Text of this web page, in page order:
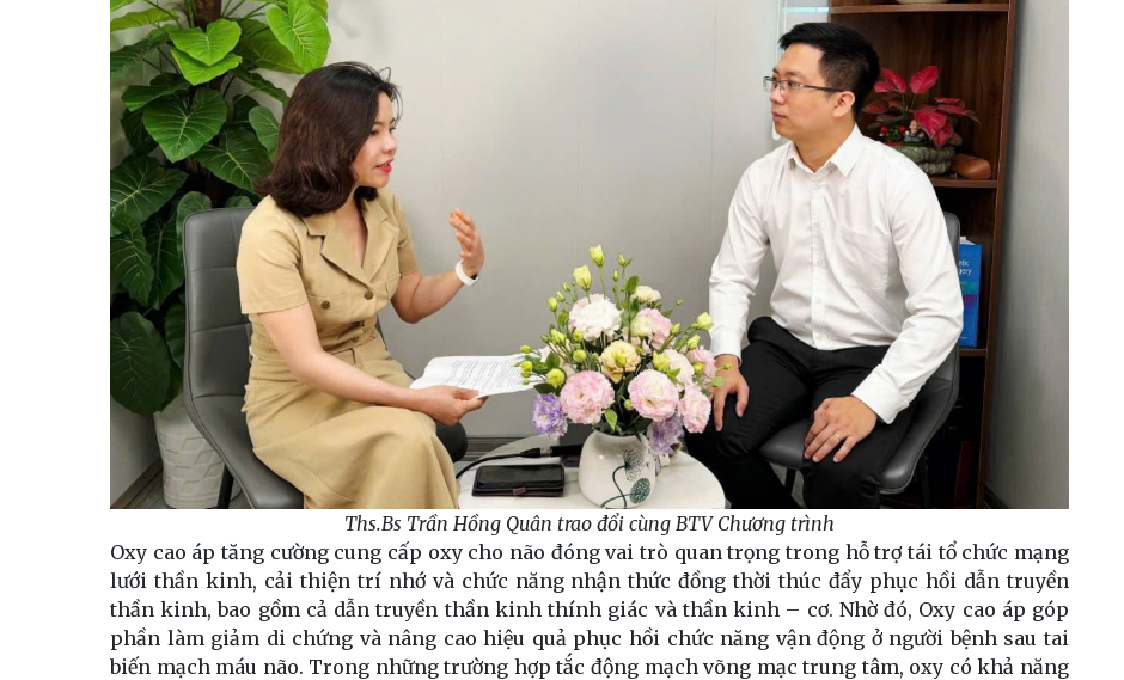
Ths.Bs Trần Hồng Quân trao đổi cùng BTV Chương trình
Oxy cao áp tăng cường cung cấp oxy cho não đóng vai trò quan trọng trong hỗ trợ tái tổ chức mạng
lưới thần kinh, cải thiện trí nhớ và chức năng nhận thức đồng thời thúc đẩy phục hồi dẫn truyền
thần kinh, bao gồm cả dẫn truyền thần kinh thính giác và thần kinh – cơ. Nhờ đó, Oxy cao áp góp
phần làm giảm di chứng và nâng cao hiệu quả phục hồi chức năng vận động ở người bệnh sau tai
biến mạch máu não. Trong những trường hợp tắc động mạch võng mạc trung tâm, oxy có khả năng